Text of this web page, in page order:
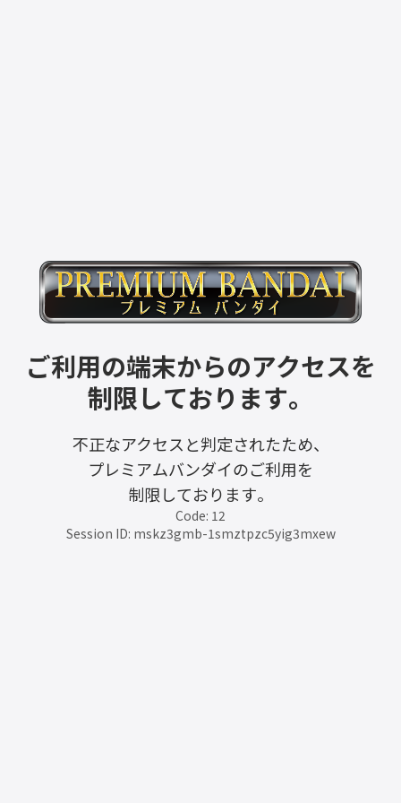
ご利用の端末からのアクセスを
制限しております。
不正なアクセスと判定されたため、
プレミアムバンダイのご利用を
制限しております。
Code: 12
Session ID: mskz3gmb-1smztpzc5yig3mxew